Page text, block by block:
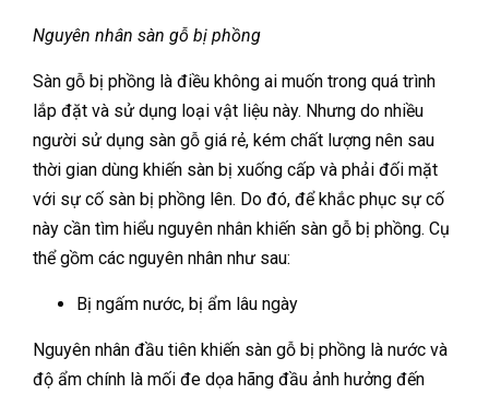
Nguyên nhân sàn gỗ bị phồng
Sàn gỗ bị phồng là điều không ai muốn trong quá trình
lắp đặt và sử dụng loại vật liệu này. Nhưng do nhiều
người sử dụng sàn gỗ giá rẻ, kém chất lượng nên sau
thời gian dùng khiến sàn bị xuống cấp và phải đối mặt
với sự cố sàn bị phồng lên. Do đó, để khắc phục sự cố
này cần tìm hiểu nguyên nhân khiến sàn gỗ bị phồng. Cụ
thể gồm các nguyên nhân như sau:
Bị ngấm nước, bị ẩm lâu ngày
Nguyên nhân đầu tiên khiến sàn gỗ bị phồng là nước và
độ ẩm chính là mối đe dọa hãng đầu ảnh hưởng đến